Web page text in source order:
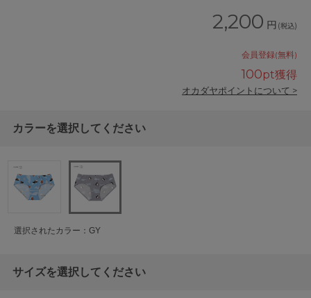
2,200 円 (税込)
会員登録(無料)
100pt獲得
オカダヤポイントについて >
カラーを選択してください
選択されたカラー：GY
サイズを選択してください